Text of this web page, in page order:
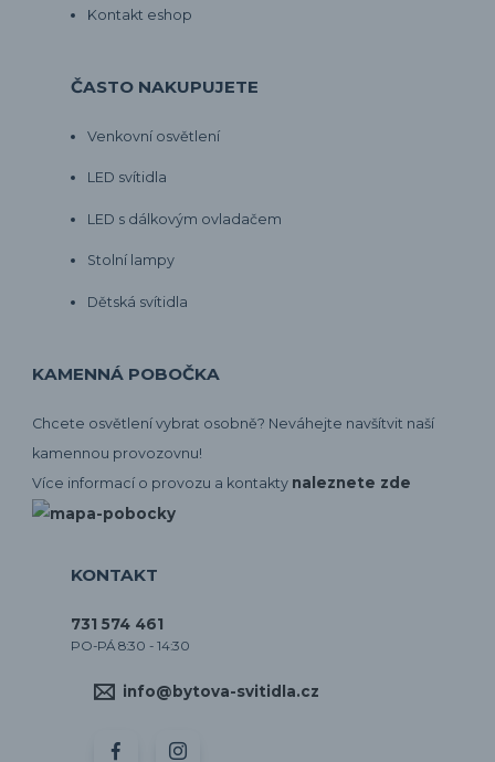
Kontakt eshop
ČASTO NAKUPUJETE
Venkovní osvětlení
LED svítidla
LED s dálkovým ovladačem
Stolní lampy
Dětská svítidla
KAMENNÁ POBOČKA
Chcete osvětlení vybrat osobně? Neváhejte navšítvit naší
kamennou provozovnu!
Více informací o provozu a kontakty naleznete zde
KONTAKT
731 574 461
PO-PÁ 8:30 - 14:30
info@bytova-svitidla.cz